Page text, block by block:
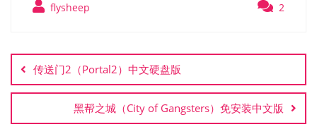
flysheep 2
章
导
航
传送门2（Portal2）中文硬盘版
黑帮之城（City of Gangsters）免安装中文版